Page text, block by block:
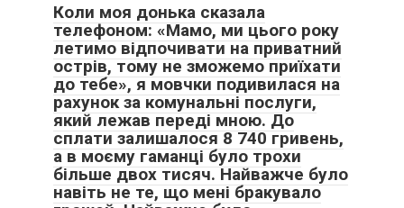
Коли моя донька сказала
телефоном: «Мамо, ми цього року
летимо відпочивати на приватний
острів, тому не зможемо приїхати
до тебе», я мовчки подивилася на
рахунок за комунальні послуги,
який лежав переді мною. До
сплати залишалося 8 740 гривень,
а в моєму гаманці було трохи
більше двох тисяч. Найважче було
навіть не те, що мені бракувало